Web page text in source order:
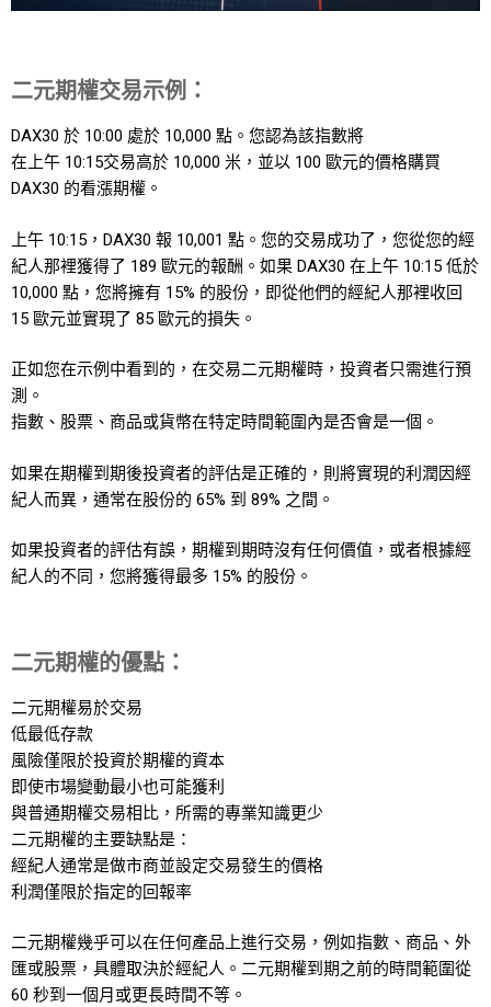
二元期權交易示例：
DAX30 於 10:00 處於 10,000 點。您認為該指數將
在上午 10:15交易高於 10,000 米，並以 100 歐元的價格購買
DAX30 的看漲期權。
上午 10:15，DAX30 報 10,001 點。您的交易成功了，您從您的經
紀人那裡獲得了 189 歐元的報酬。如果 DAX30 在上午 10:15 低於
10,000 點，您將擁有 15% 的股份，即從他們的經紀人那裡收回
15 歐元並實現了 85 歐元的損失。
正如您在示例中看到的，在交易二元期權時，投資者只需進行預
測。
指數、股票、商品或貨幣在特定時間範圍內是否會是一個。
如果在期權到期後投資者的評估是正確的，則將實現的利潤因經
紀人而異，通常在股份的 65% 到 89% 之間。
如果投資者的評估有誤，期權到期時沒有任何價值，或者根據經
紀人的不同，您將獲得最多 15% 的股份。
二元期權的優點：
二元期權易於交易
低最低存款
風險僅限於投資於期權的資本
即使市場變動最小也可能獲利
與普通期權交易相比，所需的專業知識更少
二元期權的主要缺點是：
經紀人通常是做市商並設定交易發生的價格
利潤僅限於指定的回報率
二元期權幾乎可以在任何產品上進行交易，例如指數、商品、外
匯或股票，具體取決於經紀人。二元期權到期之前的時間範圍從
60 秒到一個月或更長時間不等。